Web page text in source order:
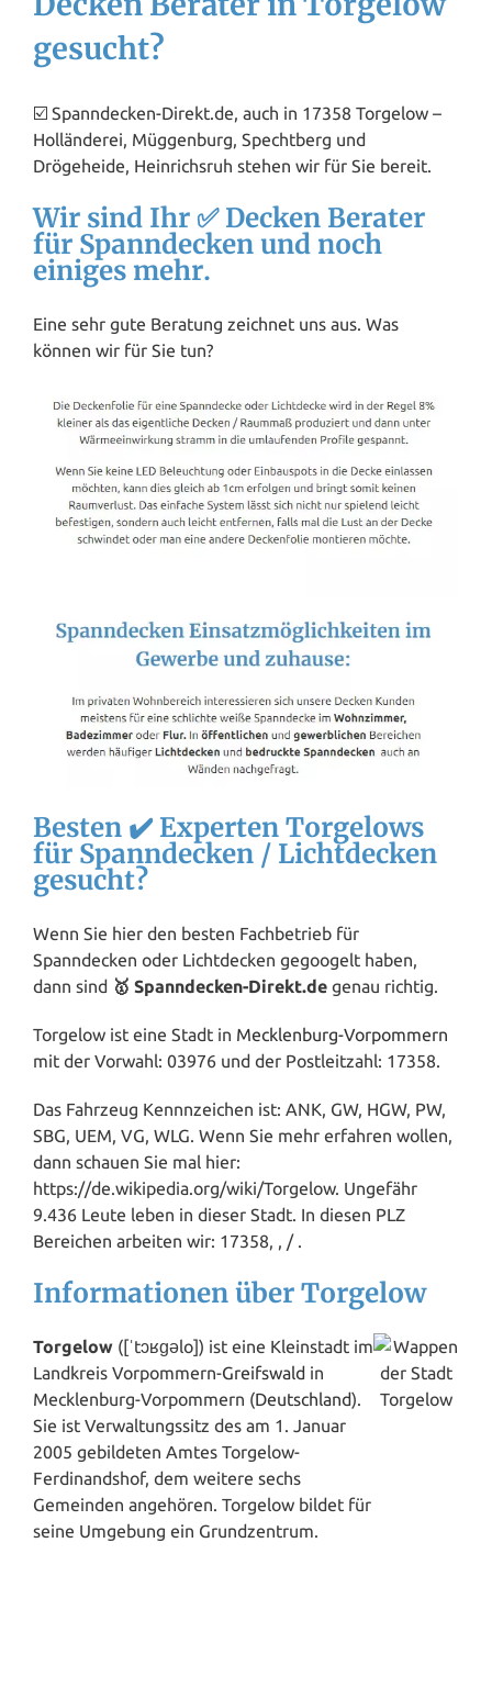
gesucht?
☑️ Spanndecken-Direkt.de, auch in 17358 Torgelow –
Holländerei, Müggenburg, Spechtberg und
Drögeheide, Heinrichsruh stehen wir für Sie bereit.
Wir sind Ihr ✅ Decken Berater
für Spanndecken und noch
einiges mehr.
Eine sehr gute Beratung zeichnet uns aus. Was
können wir für Sie tun?
Besten ✔️ Experten Torgelows
für Spanndecken / Lichtdecken
gesucht?
Wenn Sie hier den besten Fachbetrieb für
Spanndecken oder Lichtdecken gegoogelt haben,
dann sind 🥇 Spanndecken-Direkt.de genau richtig.
Torgelow ist eine Stadt in Mecklenburg-Vorpommern
mit der Vorwahl: 03976 und der Postleitzahl: 17358.
Das Fahrzeug Kennnzeichen ist: ANK, GW, HGW, PW,
SBG, UEM, VG, WLG. Wenn Sie mehr erfahren wollen,
dann schauen Sie mal hier:
https://de.wikipedia.org/wiki/Torgelow. Ungefähr
9.436 Leute leben in dieser Stadt. In diesen PLZ
Bereichen arbeiten wir: 17358, , / .
Informationen über Torgelow
Torgelow ([ˈtɔʁɡəlo]) ist eine Kleinstadt im
Landkreis Vorpommern-Greifswald in
Mecklenburg-Vorpommern (Deutschland).
Sie ist Verwaltungssitz des am 1. Januar
2005 gebildeten Amtes Torgelow-
Ferdinandshof, dem weitere sechs
Gemeinden angehören. Torgelow bildet für
seine Umgebung ein Grundzentrum.